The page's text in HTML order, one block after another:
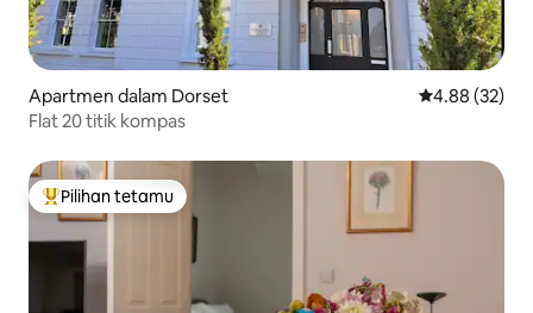
Apartmen dalam Dorset Penarafan
4.88 (32)
Flat 20 titik kompas
Pilihan utama tetamu
Pilihan tetamu